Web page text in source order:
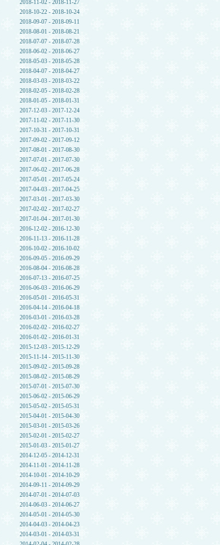
2018-11-02 - 2018-11-27
2018-10-22 - 2018-10-24
2018-09-07 - 2018-09-11
2018-08-01 - 2018-08-21
2018-07-07 - 2018-07-28
2018-06-02 - 2018-06-27
2018-05-03 - 2018-05-28
2018-04-07 - 2018-04-27
2018-03-03 - 2018-03-22
2018-02-05 - 2018-02-28
2018-01-05 - 2018-01-31
2017-12-03 - 2017-12-24
2017-11-02 - 2017-11-30
2017-10-31 - 2017-10-31
2017-09-02 - 2017-09-12
2017-08-01 - 2017-08-30
2017-07-01 - 2017-07-30
2017-06-02 - 2017-06-28
2017-05-01 - 2017-05-24
2017-04-03 - 2017-04-25
2017-03-01 - 2017-03-30
2017-02-02 - 2017-02-27
2017-01-04 - 2017-01-30
2016-12-02 - 2016-12-30
2016-11-13 - 2016-11-28
2016-10-02 - 2016-10-02
2016-09-05 - 2016-09-29
2016-08-04 - 2016-08-28
2016-07-13 - 2016-07-25
2016-06-03 - 2016-06-29
2016-05-01 - 2016-05-31
2016-04-14 - 2016-04-18
2016-03-01 - 2016-03-28
2016-02-02 - 2016-02-27
2016-01-02 - 2016-01-31
2015-12-03 - 2015-12-29
2015-11-14 - 2015-11-30
2015-09-02 - 2015-09-28
2015-08-02 - 2015-08-29
2015-07-01 - 2015-07-30
2015-06-02 - 2015-06-29
2015-05-02 - 2015-05-31
2015-04-01 - 2015-04-30
2015-03-01 - 2015-03-26
2015-02-01 - 2015-02-27
2015-01-03 - 2015-01-27
2014-12-05 - 2014-12-31
2014-11-01 - 2014-11-28
2014-10-01 - 2014-10-29
2014-09-11 - 2014-09-29
2014-07-01 - 2014-07-03
2014-06-03 - 2014-06-27
2014-05-01 - 2014-05-30
2014-04-03 - 2014-04-23
2014-03-01 - 2014-03-31